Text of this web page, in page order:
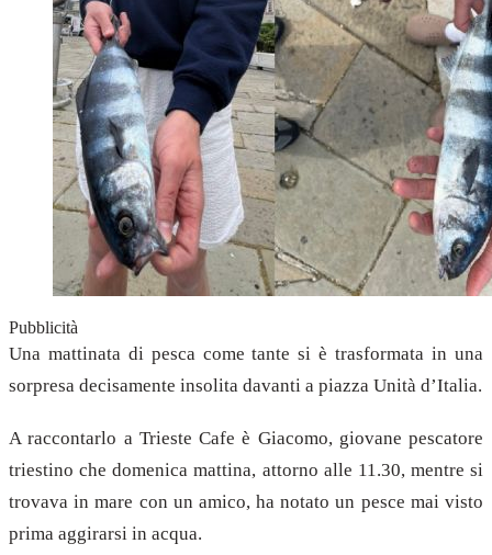
Pubblicità
Una mattinata di pesca come tante si è trasformata in una
sorpresa decisamente insolita davanti a piazza Unità d’Italia.
A raccontarlo a Trieste Cafe è Giacomo, giovane pescatore
triestino che domenica mattina, attorno alle 11.30, mentre si
trovava in mare con un amico, ha notato un pesce mai visto
prima aggirarsi in acqua.